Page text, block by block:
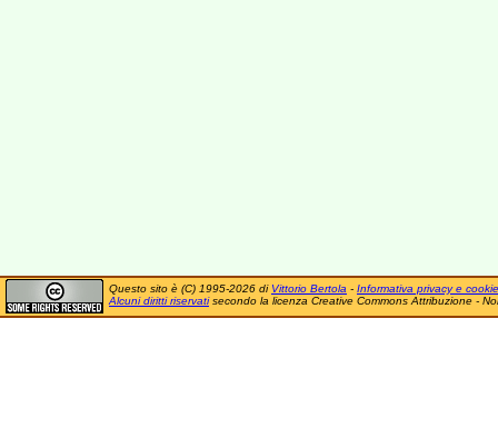
Questo sito è (C) 1995-2026 di Vittorio Bertola - Informativa privacy e cookie
Alcuni diritti riservatisecondo la licenza Creative Commons Attribuzione -